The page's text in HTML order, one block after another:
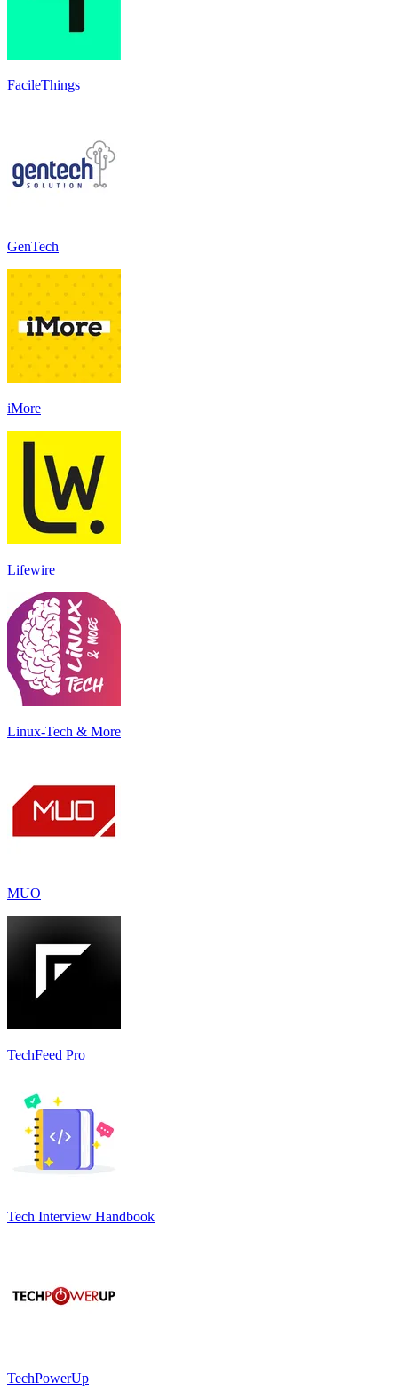
FacileThings
GenTech
iMore
Lifewire
Linux-Tech & More
MUO
TechFeed Pro
Tech Interview Handbook
TechPowerUp